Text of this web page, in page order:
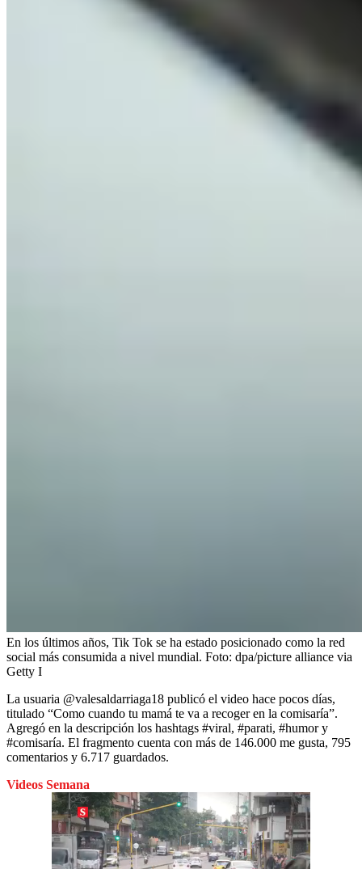
En los últimos años, Tik Tok se ha estado posicionado como la red
social más consumida a nivel mundial. Foto: dpa/picture alliance via
Getty I
La usuaria @valesaldarriaga18 publicó el video hace pocos días,
titulado “Como cuando tu mamá te va a recoger en la comisaría”.
Agregó en la descripción los hashtags #viral, #parati, #humor y
#comisaría. El fragmento cuenta con más de 146.000 me gusta, 795
comentarios y 6.717 guardados.
Videos Semana